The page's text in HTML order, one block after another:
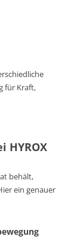
für Kraft,
HYROX
behält,
ein genauer